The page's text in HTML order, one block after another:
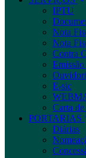
IPTU
Nota
Nota
Contra
E-sic
Carta
PORTARIAS
Diárias